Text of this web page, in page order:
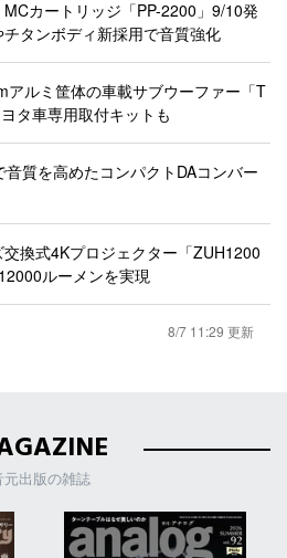
カートリッジ「PP-2200」9/10発
タンボディ新採用で音質強化
アルミ筐体の車載サブウーファー「T
タ車専用取付キットも
質を高めたコンパクトDAコンバー
換式4Kプロジェクター「ZUH1200
ルーメンを実現
8/7 11:29 更新
元出版の雑誌